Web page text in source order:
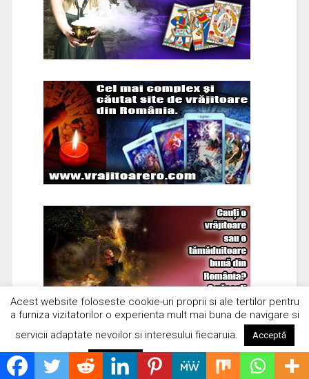
Acest website foloseste cookie-uri proprii si ale tertilor pentru
a furniza vizitatorilor o experienta mult mai buna de navigare si
servicii adaptate nevoilor si interesului fiecaruia.
Acceptă
Respinge Citește mai mult